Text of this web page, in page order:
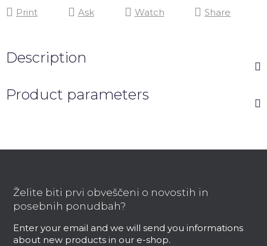
Print Ask Watch Share
Description
Product parameters
Želite biti prvi obveščeni o novostih in
posebnih ponudbah?
Enter your email and we will send you informations
about new products in our e-shop.